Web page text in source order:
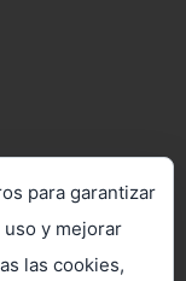
para garantizar
y mejorar
las cookies,